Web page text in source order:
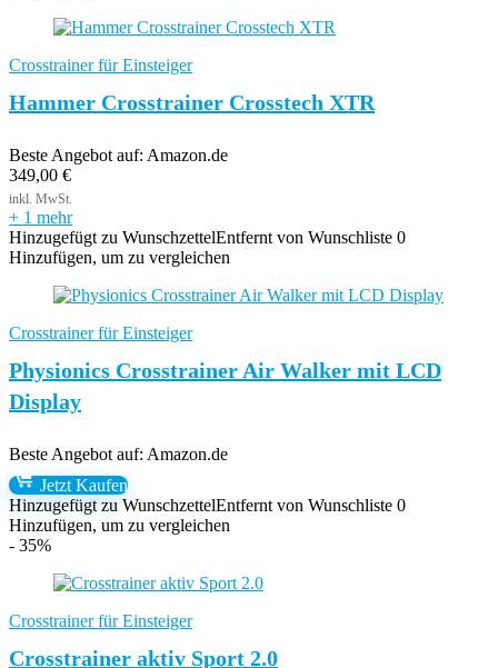
Crosstrainer für Einsteiger
Hammer Crosstrainer Crosstech XTR
Beste Angebot auf: Amazon.de
349,00 €
+ 1 mehr
Hinzugefügt zu WunschzettelEntfernt von Wunschliste 0
Hinzufügen, um zu vergleichen
Crosstrainer für Einsteiger
Physionics Crosstrainer Air Walker mit LCD
Display
Beste Angebot auf: Amazon.de
Jetzt Kaufen
Hinzugefügt zu WunschzettelEntfernt von Wunschliste 0
Hinzufügen, um zu vergleichen
- 35%
Crosstrainer für Einsteiger
Crosstrainer aktiv Sport 2.0